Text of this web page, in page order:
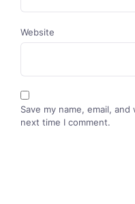
Website
Save my name, email,
next time I comment.